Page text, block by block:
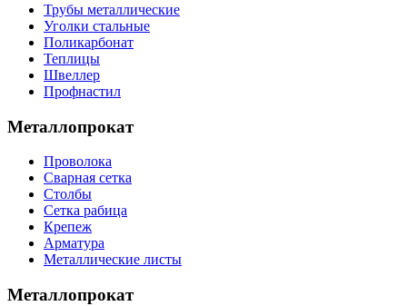
Трубы металлические
Уголки стальные
Поликарбонат
Теплицы
Швеллер
Профнастил
Металлопрокат
Проволока
Сварная сетка
Столбы
Сетка рабица
Крепеж
Арматура
Металлические листы
Металлопрокат